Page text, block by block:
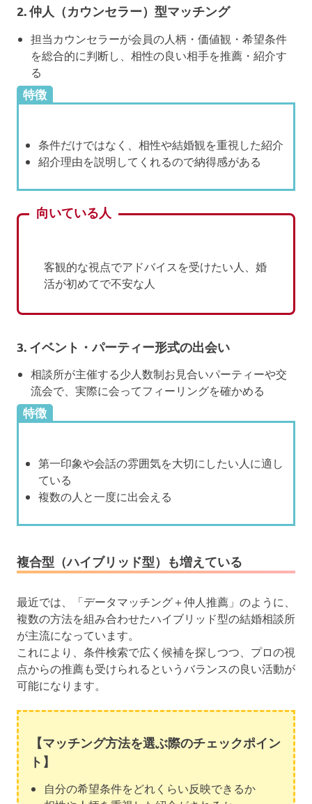
2.仲人（カウンセラー）型マッチング
担当カウンセラーが会員の人柄・価値観・希望条件
を総合的に判断し、相性の良い相手を推薦・紹介す
る
特徴
条件だけではなく、相性や結婚観を重視した紹介
紹介理由を説明してくれるので納得感がある
向いている人
客観的な視点でアドバイスを受けたい人、婚
活が初めてで不安な人
3. イベント・パーティー形式の出会い
相談所が主催する少人数制お見合いパーティーや交
流会で、実際に会ってフィーリングを確かめる
特徴
第一印象や会話の雰囲気を大切にしたい人に適し
ている
複数の人と一度に出会える
複合型（ハイブリッド型）も増えている
最近では、「データマッチング＋仲人推薦」のように、
複数の方法を組み合わせたハイブリッド型の結婚相談所
が主流になっています。
これにより、条件検索で広く候補を探しつつ、プロの視
点からの推薦も受けられるというバランスの良い活動が
可能になります。
【マッチング方法を選ぶ際のチェックポイン
ト】
自分の希望条件をどれくらい反映できるか